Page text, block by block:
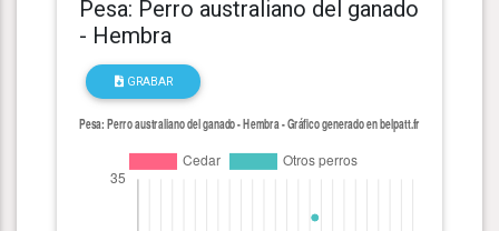
Pesa: Perro australiano del ganado
- Hembra
GRABAR